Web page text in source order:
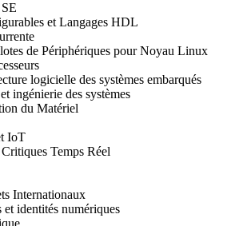
et Langages HDL
de Périphériques pour Noyau Linux
logicielle des systèmes embarqués
ingénierie des systèmes
du Matériel
IoT
Temps Réel
Internationaux
et identités numériques